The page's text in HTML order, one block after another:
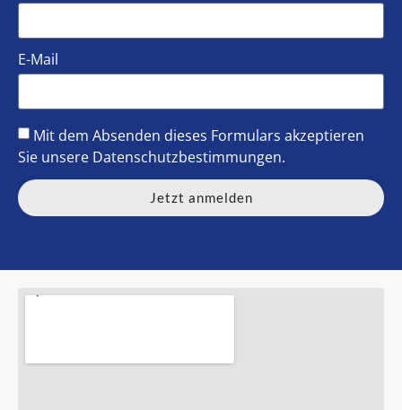
E-Mail
Mit dem Absenden dieses Formulars akzeptieren
Sie unsere Datenschutzbestimmungen.
Jetzt anmelden